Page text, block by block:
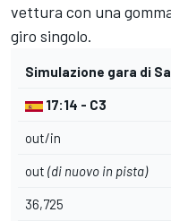
vettura con una
giro singolo.
Simulazione gara di
17:14 - C3
out/in
out (di nuovo in pista)
36,725